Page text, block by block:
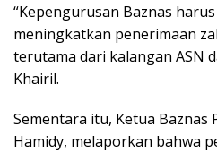
“Kepengurusan Baznas
meningkatkan penerimaan
terutama dari kalangan ASN
Khairil.
Sementara itu, Ketua Baznas
Hamidy, melaporkan bahwa